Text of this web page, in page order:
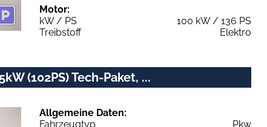
Motor:
kW / PS
100 kW / 136 PS
Treibstoff
Elektro
(102PS) Tech-Paket, ...
Allgemeine Daten:
Fahrzeugtyp
Pkw